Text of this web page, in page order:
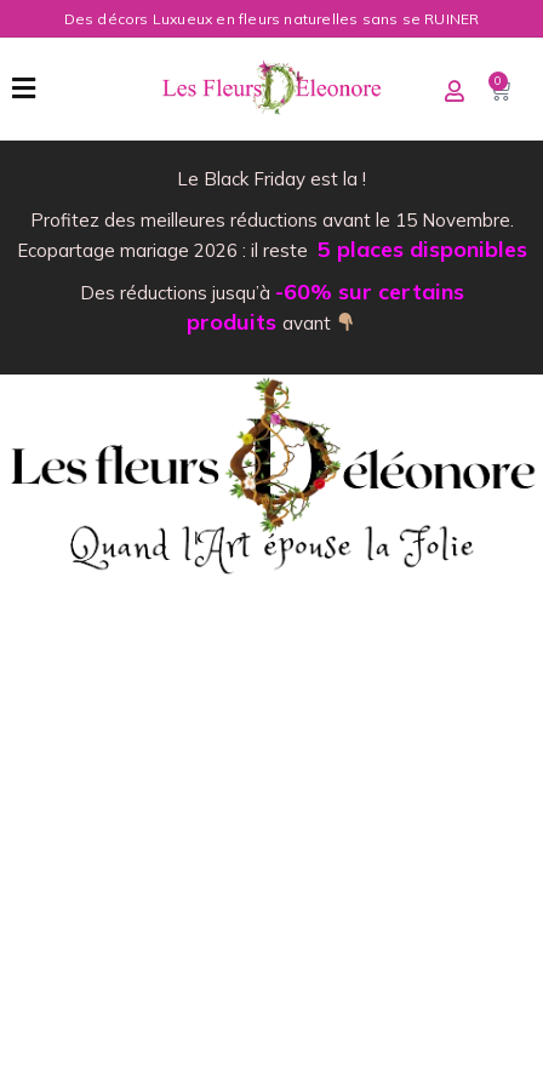
Des décors Luxueux en fleurs naturelles sans se RUINER
0
Le Black Friday est la !
Profitez des meilleures réductions avant le 15 Novembre.
Ecopartage mariage 2026 : il reste 5 places disponibles
Des réductions jusqu’à -60% sur certains
produits avant